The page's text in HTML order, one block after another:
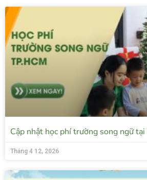
Cập nhật học phí trường song ngữ tại
Tháng 4 12, 2026